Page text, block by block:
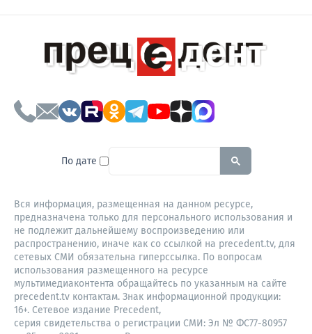
По дате To search this site, enter a
Вся информация, размещенная на данном ресурсе,
предназначена только для персонального использования и
не подлежит дальнейшему воспроизведению или
распространению, иначе как со ссылкой на precedent.tv, для
сетевых СМИ обязательна гиперссылка. По вопросам
использования размещенного на ресурсе
мультимедиаконтента обращайтесь по указанным на сайте
precedent.tv контактам. Знак информационной продукции:
16+. Сетевое издание Precedent,
серия свидетельства о регистрации СМИ: Эл № ФС77-80957